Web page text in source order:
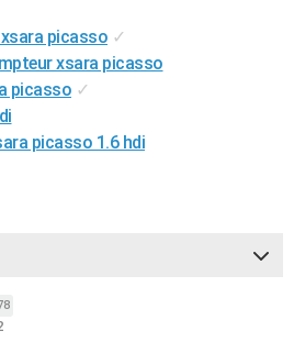
picasso ✓
xsara picasso
picasso ✓
picasso 1.6 hdi